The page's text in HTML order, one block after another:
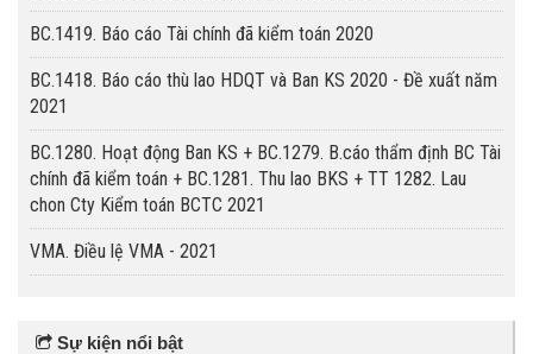
BC.1419. Báo cáo Tài chính đã kiểm toán 2020
BC.1418. Báo cáo thù lao HDQT và Ban KS 2020 - Đề xuất năm
2021
BC.1280. Hoạt động Ban KS + BC.1279. B.cáo thẩm định BC Tài
chính đã kiểm toán + BC.1281. Thu lao BKS + TT 1282. Lau
chon Cty Kiểm toán BCTC 2021
VMA. Điều lệ VMA - 2021
Sự kiện nổi bật